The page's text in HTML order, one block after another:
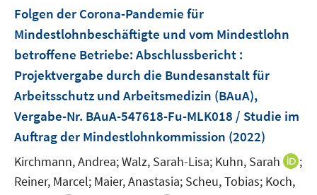
F
e
n
s
t
e
f
f
n
Folgen der Corona-Pandemie für
Mindestlohnbeschäftigte und vom Mindestlohn
betroffene Betriebe: Abschlussbericht :
Projektvergabe durch die Bundesanstalt für
Arbeitsschutz und Arbeitsmedizin (BAuA),
Vergabe-Nr. BAuA-547618-Fu-MLK018 / Studie im
Auftrag der Mindestlohnkommission (2022)
Kirchmann, Andrea;Walz, Sarah-Lisa; Kuhn, Sarah
I;
Reiner, Marcel; Maier, Anastasia; Scheu, Tobias; Koch,